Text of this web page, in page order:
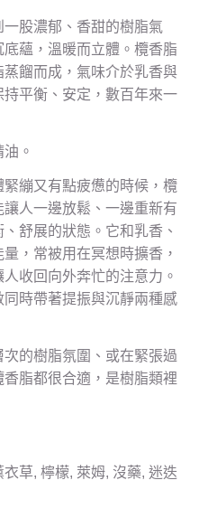
股濃郁、香甜的樹脂氣
蘊，溫暖而立體。欖香脂
餾而成，氣味介於乳香與
平衡、安定，數百年來一
。
繃又有點疲憊的時候，欖
人一邊放鬆、一邊重新有
舒展的狀態。它和乳香、
，常被用在冥想時擴香，
收回向外奔忙的注意力。
時帶著提振與沉靜兩種感
的樹脂氛圍、或在緊張過
脂都很合適，是樹脂類裡
草, 檸檬, 萊姆, 沒藥, 迷迭